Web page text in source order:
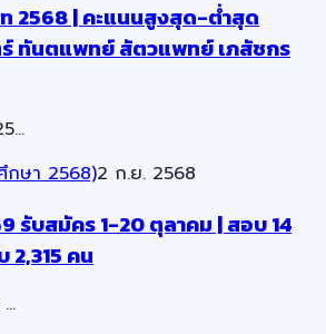
2568 | คะแนนสูงสุด-ต่ำสุด
ทันตแพทย์ สัตวแพทย์ เภสัชกร
กษา 2568)2 ก.ย. 2568
รับสมัคร 1-20 ตุลาคม | สอบ 14
2,315 คน
…